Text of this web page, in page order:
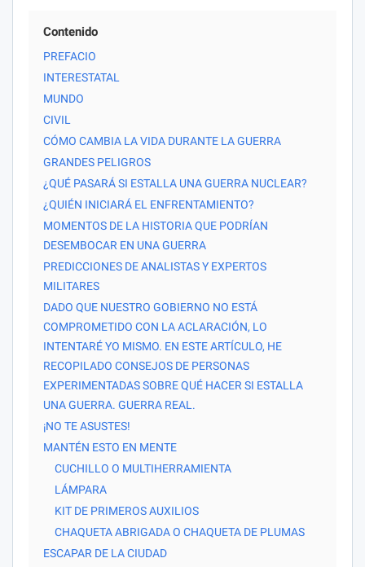
Contenido
PREFACIO
INTERESTATAL
MUNDO
CIVIL
CÓMO CAMBIA LA VIDA DURANTE LA GUERRA
GRANDES PELIGROS
¿QUÉ PASARÁ SI ESTALLA UNA GUERRA NUCLEAR?
¿QUIÉN INICIARÁ EL ENFRENTAMIENTO?
MOMENTOS DE LA HISTORIA QUE PODRÍAN
DESEMBOCAR EN UNA GUERRA
PREDICCIONES DE ANALISTAS Y EXPERTOS
MILITARES
DADO QUE NUESTRO GOBIERNO NO ESTÁ
COMPROMETIDO CON LA ACLARACIÓN, LO
INTENTARÉ YO MISMO. EN ESTE ARTÍCULO, HE
RECOPILADO CONSEJOS DE PERSONAS
EXPERIMENTADAS SOBRE QUÉ HACER SI ESTALLA
UNA GUERRA. GUERRA REAL.
¡NO TE ASUSTES!
MANTÉN ESTO EN MENTE
CUCHILLO O MULTIHERRAMIENTA
LÁMPARA
KIT DE PRIMEROS AUXILIOS
CHAQUETA ABRIGADA O CHAQUETA DE PLUMAS
ESCAPAR DE LA CIUDAD